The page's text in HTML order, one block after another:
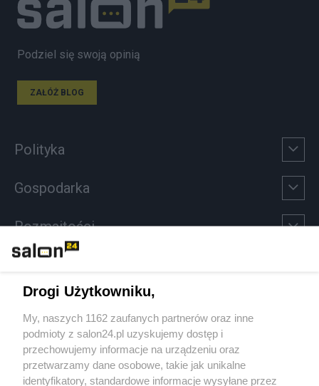
Podziel się swoją opinią
ZAŁÓŻ BLOG
Polityka
Gospodarka
Rozmaitości
Sport
Społeczeństwo
Kultura
Drogi Użytkowniku,
My, naszych 1162 zaufanych partnerów oraz inne
podmioty z salon24.pl uzyskujemy dostęp i
przechowujemy informacje na urządzeniu oraz
przetwarzamy dane osobowe, takie jak unikalne
identyfikatory, standardowe informacje wysyłane przez